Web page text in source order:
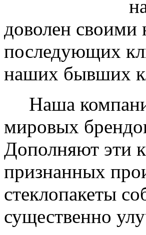
доволен своими
последующих
наших бывших
Наша
мировых
Дополняют эти
признанных
стеклопакеты
существенно